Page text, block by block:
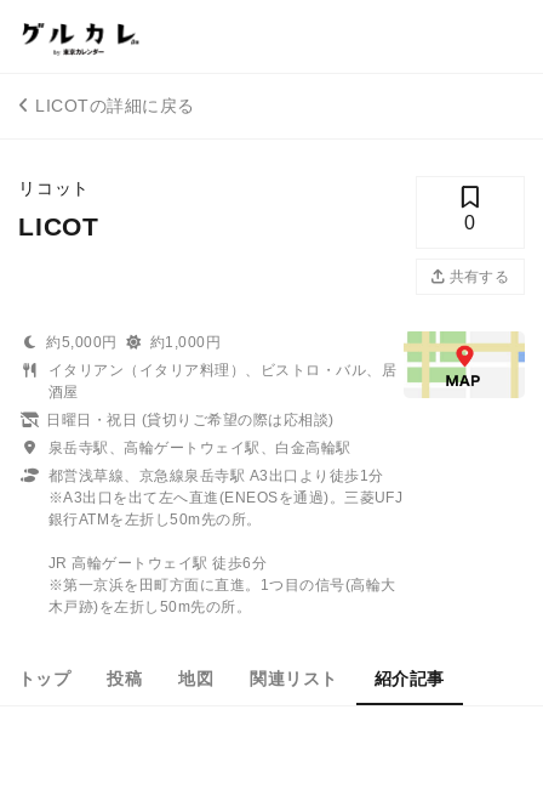
LICOTの詳細に戻る
リコット
LICOT 0
共有する
約5,000円
約1,000円
イタリアン（イタリア料理）、ビストロ・バル、居
酒屋
日曜日・祝日 (貸切りご希望の際は応相談)
泉岳寺駅、高輪ゲートウェイ駅、白金高輪駅
都営浅草線、京急線泉岳寺駅 A3出口より徒歩1分
※A3出口を出て左へ直進(ENEOSを通過)。三菱UFJ
銀行ATMを左折し50m先の所。
JR 高輪ゲートウェイ駅 徒歩6分
※第一京浜を田町方面に直進。1つ目の信号(高輪大
木戸跡)を左折し50m先の所。
トップ 投稿 地図 関連リスト 紹介記事